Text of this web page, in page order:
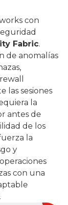
con
Fabric.
de anomalías
las sesiones
la
antes de
de los
la
y
con una